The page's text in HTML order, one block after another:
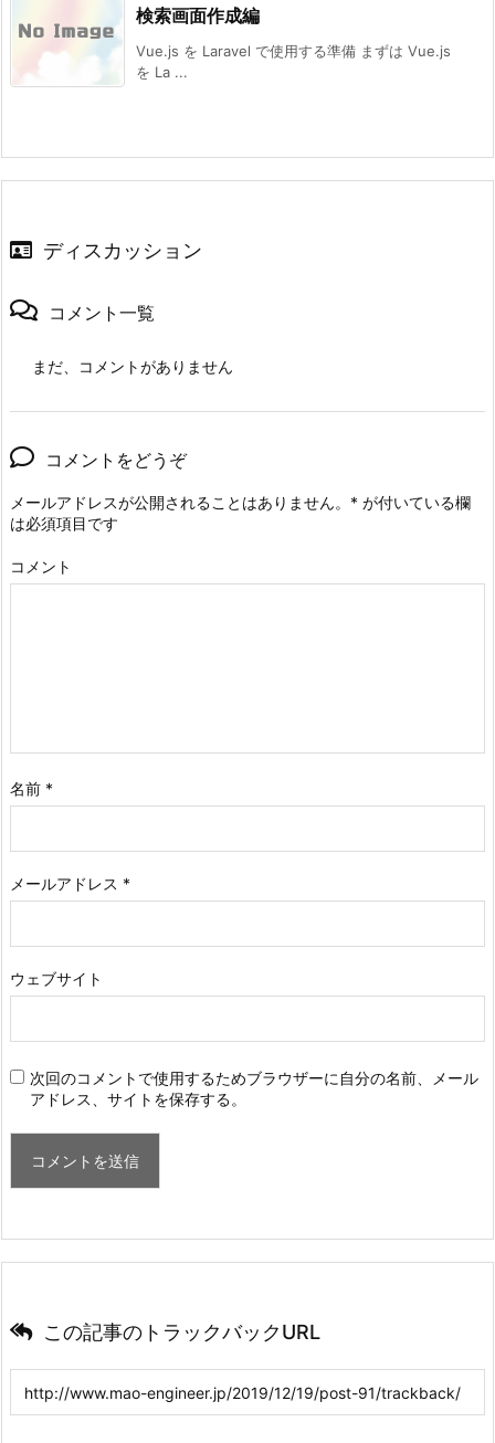
検索画面作成編
Vue.js を Laravel で使用する準備 まずは Vue.js
を La ...
ディスカッション
コメント一覧
まだ、コメントがありません
コメントをどうぞ
メールアドレスが公開されることはありません。 * が付いている欄
は必須項目です
コメント
名前 *
メールアドレス *
ウェブサイト
次回のコメントで使用するためブラウザーに自分の名前、メール
アドレス、サイトを保存する。
この記事のトラックバックURL